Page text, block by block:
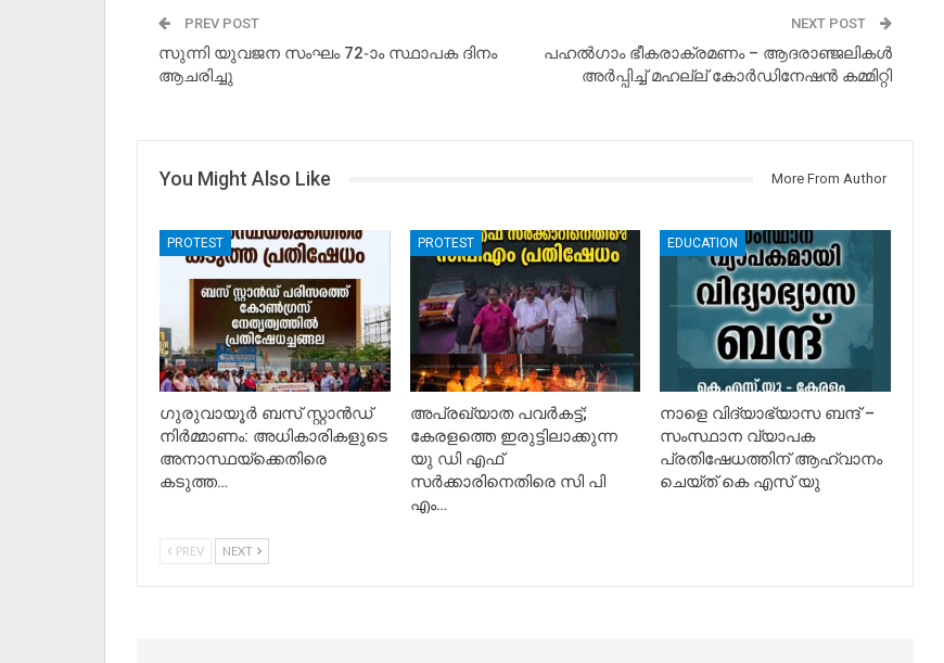
PREV POST
സുന്നി യുവജന സംഘം 72-ാം സ്ഥാപക ദിനം
ആചരിച്ചു
NEXT POST
പഹൽഗാം ഭീകരാക്രമണം – ആദരാഞ്ജലികൾ
അർപ്പിച്ച് മഹല്ല് കോർഡിനേഷൻ കമ്മിറ്റി
You Might Also Like More From Author
PROTEST
ഗുരുവായൂർ ബസ് സ്റ്റാൻഡ്
നിർമ്മാണം: അധികാരികളുടെ
അനാസ്ഥയ്‌ക്കെതിരെ
കടുത്ത…
PROTEST
അപ്രഖ്യാത പവർകട്ട്;
കേരളത്തെ ഇരുട്ടിലാക്കുന്ന
യു ഡി എഫ്
സർക്കാരിനെതിരെ സി പി
എം…
EDUCATION
നാളെ വിദ്യാഭ്യാസ ബന്ദ് –
സംസ്ഥാന വ്യാപക
പ്രതിഷേധത്തിന് ആഹ്വാനം
ചെയ്ത് കെ എസ് യു
PREV NEXT